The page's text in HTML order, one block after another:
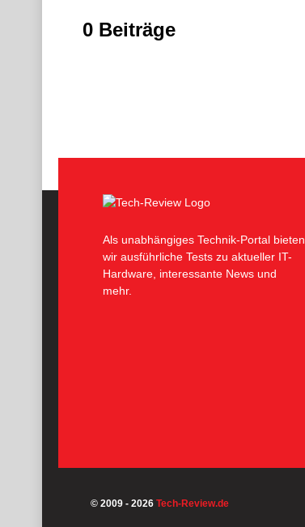
0 Beiträge
Als unabhängiges Technik-Portal bieten
wir ausführliche Tests zu aktueller IT-
Hardware, interessante News und
mehr.
© 2009 - 2026 Tech-Review.de